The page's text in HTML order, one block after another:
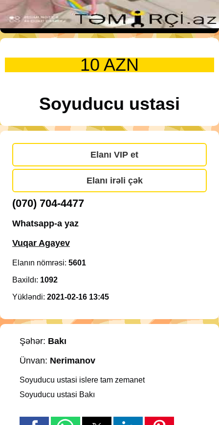
10 AZN
Soyuducu ustasi
Elanı VIP et
Elanı irəli çək
(070) 704-4477
Whatsapp-a yaz
Vuqar Agayev
Elanın nömrəsi: 5601
Baxildı: 1092
Yükləndi: 2021-02-16 13:45
Şəhər: Bakı
Ünvan: Nerimanov
Soyuducu ustasi islere tam zemanet
Soyuducu ustasi Bakı